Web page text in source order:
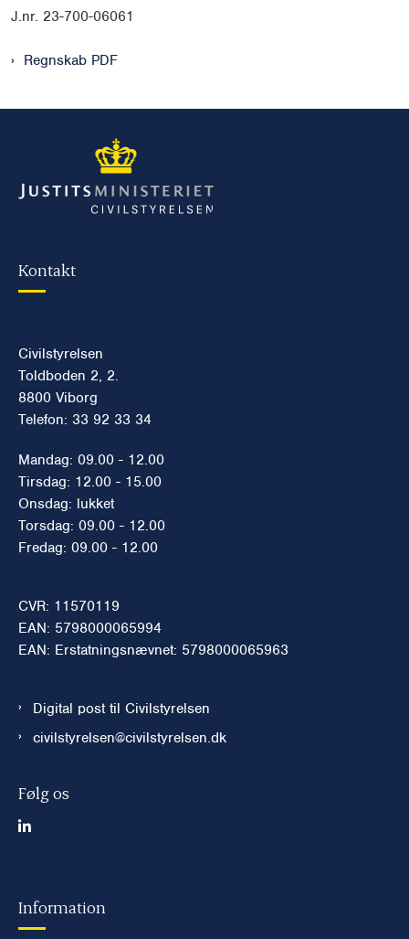
J.nr. 23-700-06061
Regnskab PDF
Kontakt
Civilstyrelsen
Toldboden 2, 2.
8800 Viborg
Telefon: 33 92 33 34
Mandag: 09.00 - 12.00
Tirsdag: 12.00 - 15.00
Onsdag: lukket
Torsdag: 09.00 - 12.00
Fredag: 09.00 - 12.00
CVR: 11570119
EAN: 5798000065994
EAN: Erstatningsnævnet: 5798000065963
Digital post til Civilstyrelsen
civilstyrelsen@civilstyrelsen.dk
Følg os
Information